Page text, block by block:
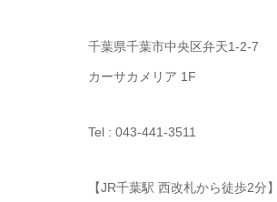
千葉県千葉市中央区弁天1-2-7
カーサカメリア 1F
Tel : 043-441-3511
【JR千葉駅 西改札から徒歩2分】